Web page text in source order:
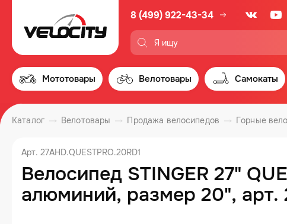
8 (499) 922-43-34
Мототовары Велотовары Самокаты
Каталог Велотовары Продажа велосипедов Горные
Арт. 27AHD.QUESTPRO.20RD1
Велосипед STINGER 27"
алюминий, размер 20", арт.